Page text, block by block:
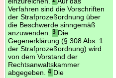
Verfahren sind die Vorschriften
der Strafprozeßordnung über
die Beschwerde sinngemäß
anzuwenden.
3 Die
Gegenerklärung (§ 308 Abs. 1
der Strafprozeßordnung) wird
von dem Vorstand der
Rechtsanwaltskammer
abgegeben.
4 Die